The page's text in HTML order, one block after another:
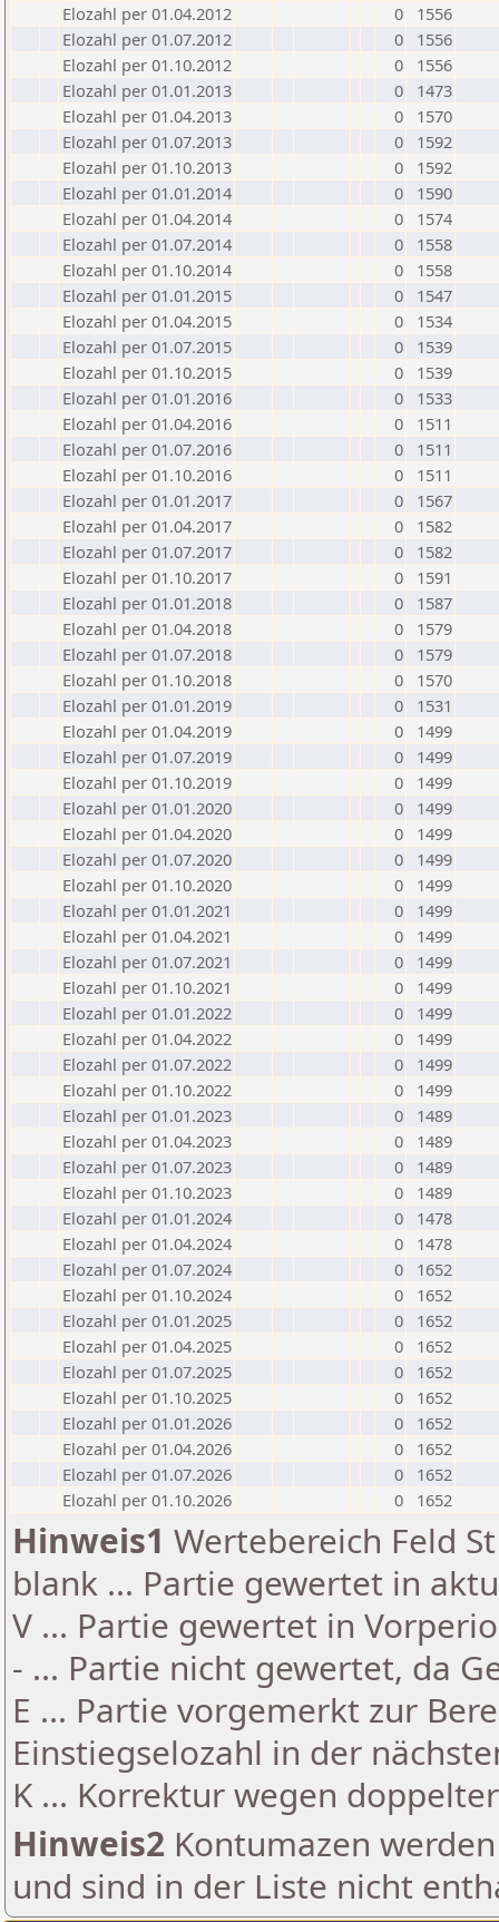
Elozahl per 01.04.2012
0
1556
Elozahl per 01.07.2012
0
1556
Elozahl per 01.10.2012
0
1556
Elozahl per 01.01.2013
0
1473
Elozahl per 01.04.2013
0
1570
Elozahl per 01.07.2013
0
1592
Elozahl per 01.10.2013
0
1592
Elozahl per 01.01.2014
0
1590
Elozahl per 01.04.2014
0
1574
Elozahl per 01.07.2014
0
1558
Elozahl per 01.10.2014
0
1558
Elozahl per 01.01.2015
0
1547
Elozahl per 01.04.2015
0
1534
Elozahl per 01.07.2015
0
1539
Elozahl per 01.10.2015
0
1539
Elozahl per 01.01.2016
0
1533
Elozahl per 01.04.2016
0
1511
Elozahl per 01.07.2016
0
1511
Elozahl per 01.10.2016
0
1511
Elozahl per 01.01.2017
0
1567
Elozahl per 01.04.2017
0
1582
Elozahl per 01.07.2017
0
1582
Elozahl per 01.10.2017
0
1591
Elozahl per 01.01.2018
0
1587
Elozahl per 01.04.2018
0
1579
Elozahl per 01.07.2018
0
1579
Elozahl per 01.10.2018
0
1570
Elozahl per 01.01.2019
0
1531
Elozahl per 01.04.2019
0
1499
Elozahl per 01.07.2019
0
1499
Elozahl per 01.10.2019
0
1499
Elozahl per 01.01.2020
0
1499
Elozahl per 01.04.2020
0
1499
Elozahl per 01.07.2020
0
1499
Elozahl per 01.10.2020
0
1499
Elozahl per 01.01.2021
0
1499
Elozahl per 01.04.2021
0
1499
Elozahl per 01.07.2021
0
1499
Elozahl per 01.10.2021
0
1499
Elozahl per 01.01.2022
0
1499
Elozahl per 01.04.2022
0
1499
Elozahl per 01.07.2022
0
1499
Elozahl per 01.10.2022
0
1499
Elozahl per 01.01.2023
0
1489
Elozahl per 01.04.2023
0
1489
Elozahl per 01.07.2023
0
1489
Elozahl per 01.10.2023
0
1489
Elozahl per 01.01.2024
0
1478
Elozahl per 01.04.2024
0
1478
Elozahl per 01.07.2024
0
1652
Elozahl per 01.10.2024
0
1652
Elozahl per 01.01.2025
0
1652
Elozahl per 01.04.2025
0
1652
Elozahl per 01.07.2025
0
1652
Elozahl per 01.10.2025
0
1652
Elozahl per 01.01.2026
0
1652
Elozahl per 01.04.2026
0
1652
Elozahl per 01.07.2026
0
1652
Elozahl per 01.10.2026
0 1652
Hinweis1 Wertebereich Feld
blank ... Partie gewertet in
V ... Partie gewertet in
- ... Partie nicht gewertet, da
E ... Partie vorgemerkt zur
Einstiegselozahl in der
K ... Korrektur wegen
Hinweis2 Kontumazen
und sind in der Liste nicht